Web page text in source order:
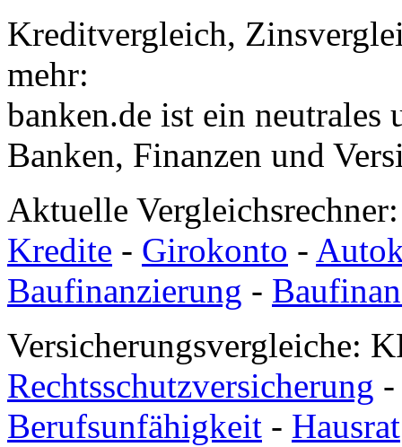
Kreditvergleich,
mehr:
banken.de ist ein neutrales
Banken, Finanzen und
Aktuelle
Kredite - Girokonto -
Baufinanzierung -
Versicherungsvergleiche:
Rechtsschutzversicherung
Berufsunfähigkeit - Hausrat